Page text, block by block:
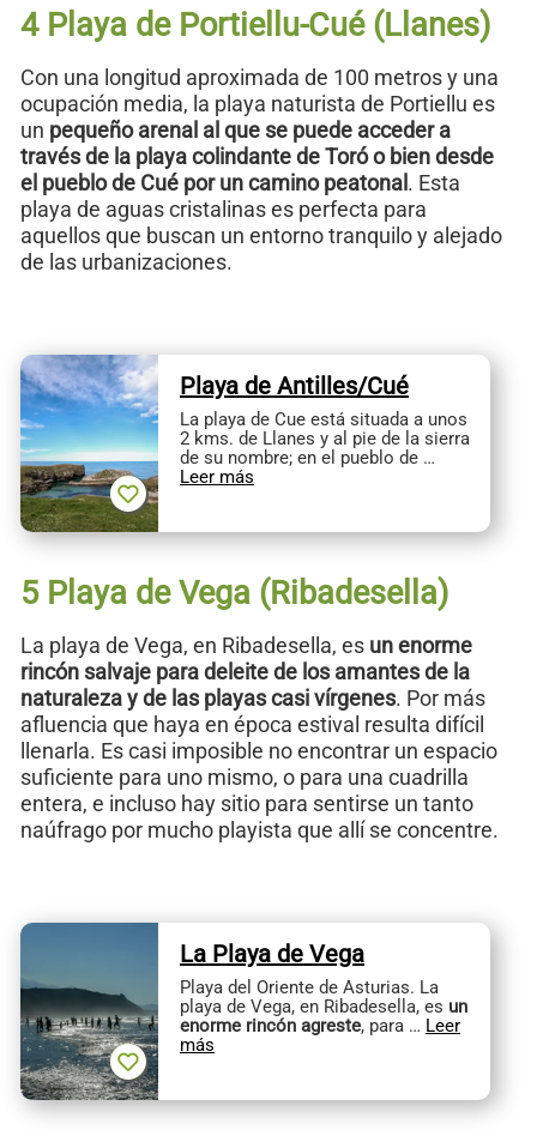
4 Playa de Portiellu-Cué (Llanes)
Con una longitud aproximada de 100 metros y una
ocupación media, la playa naturista de Portiellu es
un pequeño arenal al que se puede acceder a
través de la playa colindante de Toró o bien desde
el pueblo de Cué por un camino peatonal . Esta
playa de aguas cristalinas es perfecta para
aquellos que buscan un entorno tranquilo y alejado
de las urbanizaciones.
Playa de Antilles/Cué
La playa de Cue está situada a unos
2 kms. de Llanes y al pie de la sierra
de su nombre; en el pueblo de …
Leer más
5 Playa de Vega (Ribadesella)
La playa de Vega, en Ribadesella, es un enorme
rincón salvaje para deleite de los amantes de la
naturaleza y de las playas casi vírgenes. Por más
afluencia que haya en época estival resulta difícil
llenarla. Es casi imposible no encontrar un espacio
suficiente para uno mismo, o para una cuadrilla
entera, e incluso hay sitio para sentirse un tanto
naúfrago por mucho playista que allí se concentre.
La Playa de Vega
Playa del Oriente de Asturias. La
playa de Vega, en Ribadesella, es un
enorme rincón agreste, para … Leer
más